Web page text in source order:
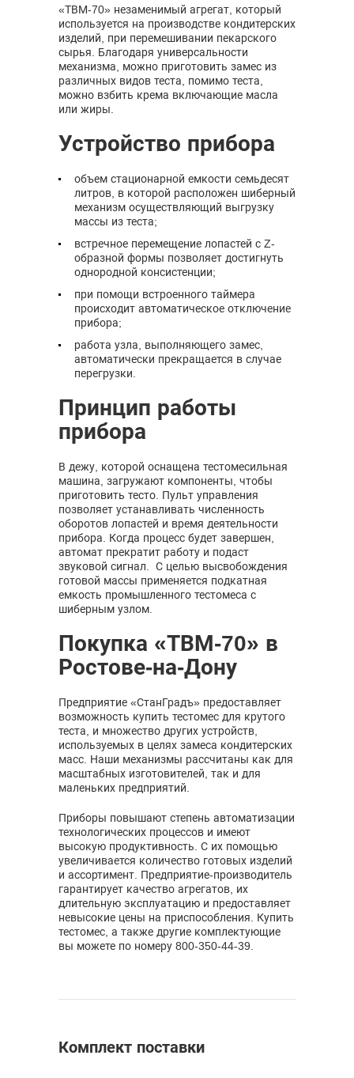
«ТВМ-70» незаменимый агрегат, который
используется на производстве кондитерских
изделий, при перемешивании пекарского
сырья. Благодаря универсальности
механизма, можно приготовить замес из
различных видов теста, помимо теста,
можно взбить крема включающие масла
или жиры.
Устройство прибора
объем стационарной емкости семьдесят
литров, в которой расположен шиберный
механизм осуществляющий выгрузку
массы из теста;
встречное перемещение лопастей с Z-
образной формы позволяет достигнуть
однородной консистенции;
при помощи встроенного таймера
происходит автоматическое отключение
прибора;
работа узла, выполняющего замес,
автоматически прекращается в случае
перегрузки.
Принцип работы
прибора
В дежу, которой оснащена тестомесильная
машина, загружают компоненты, чтобы
приготовить тесто. Пульт управления
позволяет устанавливать численность
оборотов лопастей и время деятельности
прибора. Когда процесс будет завершен,
автомат прекратит работу и подаст
звуковой сигнал. С целью высвобождения
готовой массы применяется подкатная
емкость промышленного тестомеса с
шиберным узлом.
Покупка «ТВМ-70» в
Ростове-на-Дону
Предприятие «СтанГрадъ» предоставляет
возможность купить тестомес для крутого
теста, и множество других устройств,
используемых в целях замеса кондитерских
масс. Наши механизмы рассчитаны как для
масштабных изготовителей, так и для
маленьких предприятий.
Приборы повышают степень автоматизации
технологических процессов и имеют
высокую продуктивность. С их помощью
увеличивается количество готовых изделий
и ассортимент. Предприятие-производитель
гарантирует качество агрегатов, их
длительную эксплуатацию и предоставляет
невысокие цены на приспособления. Купить
тестомес, а также другие комплектующие
вы можете по номеру 800-350-44-39.
Комплект поставки